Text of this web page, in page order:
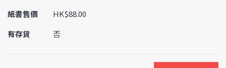
紙書售價
HK$88.00
有存貨
否